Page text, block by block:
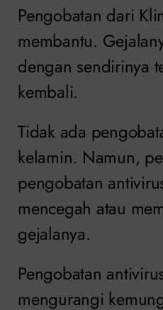
Pengobatan dari
membantu.
dengan sendirinya
kembali.
Tidak ada
kelamin. Namun,
pengobatan
mencegah atau
gejalanya.
Pengobatan
mengurangi